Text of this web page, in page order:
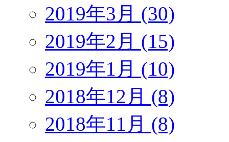
2019年3月 (30)
2019年2月 (15)
2019年1月 (10)
2018年12月 (8)
2018年11月 (8)